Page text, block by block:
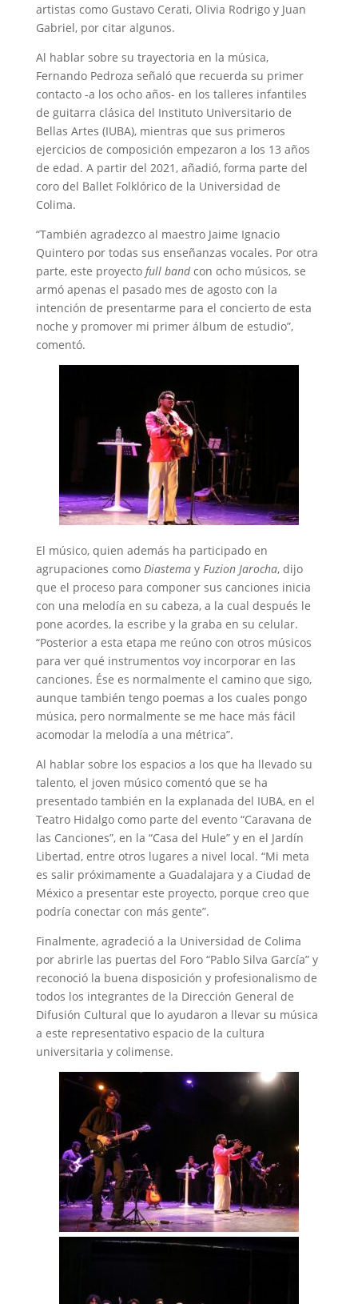
artistas como Gustavo Cerati, Olivia Rodrigo y Juan
Gabriel, por citar algunos.
Al hablar sobre su trayectoria en la música,
Fernando Pedroza señaló que recuerda su primer
contacto -a los ocho años- en los talleres infantiles
de guitarra clásica del Instituto Universitario de
Bellas Artes (IUBA), mientras que sus primeros
ejercicios de composición empezaron a los 13 años
de edad. A partir del 2021, añadió, forma parte del
coro del Ballet Folklórico de la Universidad de
Colima.
“También agradezco al maestro Jaime Ignacio
Quintero por todas sus enseñanzas vocales. Por otra
parte, este proyecto full bandcon ocho músicos, se
armó apenas el pasado mes de agosto con la
intención de presentarme para el concierto de esta
noche y promover mi primer álbum de estudio”,
comentó.
El músico, quien además ha participado en
agrupaciones como Diastemay Fuzion Jarocha, dijo
que el proceso para componer sus canciones inicia
con una melodía en su cabeza, a la cual después le
pone acordes, la escribe y la graba en su celular.
“Posterior a esta etapa me reúno con otros músicos
para ver qué instrumentos voy incorporar en las
canciones. Ése es normalmente el camino que sigo,
aunque también tengo poemas a los cuales pongo
música, pero normalmente se me hace más fácil
acomodar la melodía a una métrica”.
Al hablar sobre los espacios a los que ha llevado su
talento, el joven músico comentó que se ha
presentado también en la explanada del IUBA, en el
Teatro Hidalgo como parte del evento “Caravana de
las Canciones”, en la “Casa del Hule” y en el Jardín
Libertad, entre otros lugares a nivel local. “Mi meta
es salir próximamente a Guadalajara y a Ciudad de
México a presentar este proyecto, porque creo que
podría conectar con más gente”.
Finalmente, agradeció a la Universidad de Colima
por abrirle las puertas del Foro “Pablo Silva García” y
reconoció la buena disposición y profesionalismo de
todos los integrantes de la Dirección General de
Difusión Cultural que lo ayudaron a llevar su música
a este representativo espacio de la cultura
universitaria y colimense.